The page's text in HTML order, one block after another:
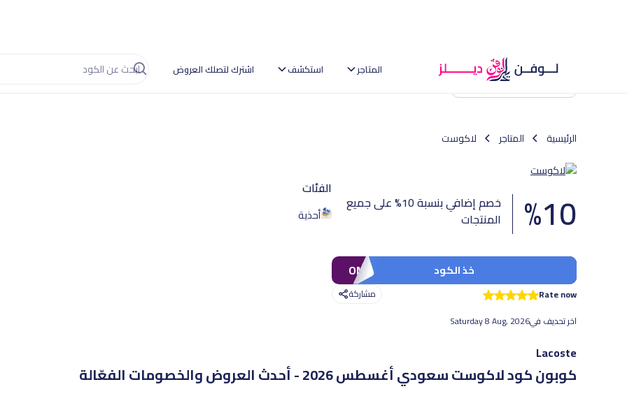
المتاجر استكشف اشترك لتصلك العروض
العودة إلى الصفحة الرئيسية
الرئيسية المتاجر لاكوست
10
%
خصم إضافي بنسبة 10% على جميع
المنتجات
OM94 خذ الكود
Rate now
مشاركة
اخر تحديف فيSaturday 8 Aug, 2026
الفئات
أحذية
Lacoste
كوبون كود لاكوست سعوديأغسطس 2026 - أحدث العروض والخصومات الفعّالة